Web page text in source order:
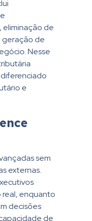
eliminação de
geração de
Nesse
e
sem
externas.
real, enquanto
decisões
de